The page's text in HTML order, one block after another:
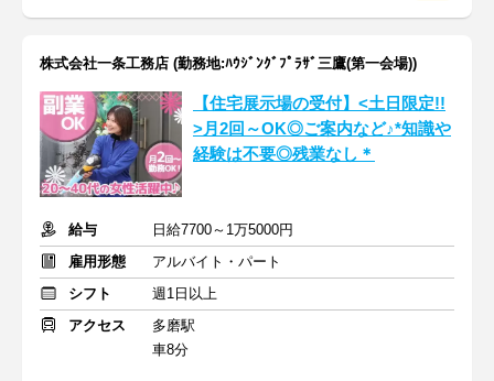
株式会社一条工務店 (勤務地:ﾊｳｼﾞﾝｸﾞﾌﾟﾗｻﾞ三鷹(第一会場))
【住宅展示場の受付】<土日限定!!
>月2回～OK◎ご案内など♪*知識や
経験は不要◎残業なし＊
給与
日給7700～1万5000円
雇用形態
アルバイト・パート
シフト
週1日以上
アクセス
多磨駅
車8分